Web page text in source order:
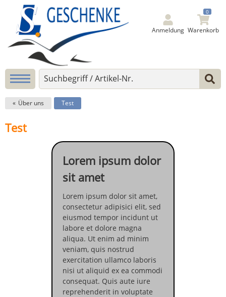
Anmeldung
0
Warenkorb
Über uns Test
Test
Lorem ipsum dolor
sit amet
Lorem ipsum dolor sit amet,
consectetur adipisici elit, sed
eiusmod tempor incidunt ut
labore et dolore magna
aliqua. Ut enim ad minim
veniam, quis nostrud
exercitation ullamco laboris
nisi ut aliquid ex ea commodi
consequat. Quis aute iure
reprehenderit in voluptate